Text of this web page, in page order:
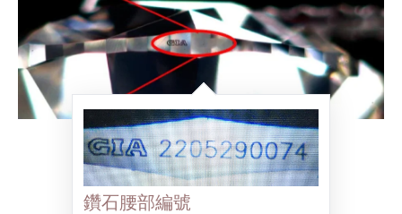
鑽石腰部編號